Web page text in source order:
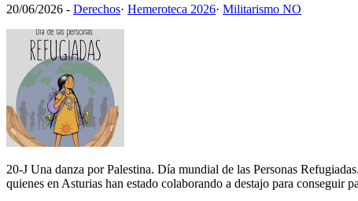
20/06/2026 - Derechos· Hemeroteca 2026· Militarismo NO
20-J Una danza por Palestina. Día mundial de las Personas
quienes en Asturias han estado colaborando a destajo para